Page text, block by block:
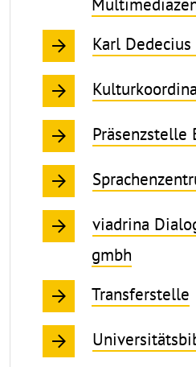
Karl
Präsenzstelle
viadrina
gmbh
Transferstelle